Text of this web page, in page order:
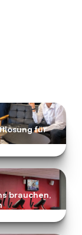
für
brauchen,